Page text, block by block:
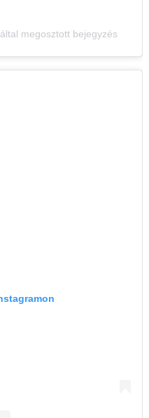
megosztott bejegyzés